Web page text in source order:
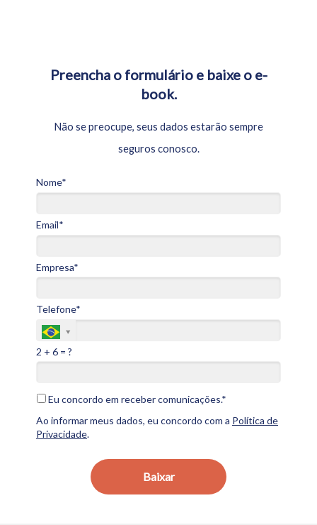
Preencha o formulário e baixe o e-
book.
Não se preocupe, seus dados estarão sempre
seguros conosco.
Nome*
Email*
Empresa*
Telefone*
2 + 6 = ?
Eu concordo em receber comunicações.*
Ao informar meus dados, eu concordo com a Política de
Privacidade.
Baixar